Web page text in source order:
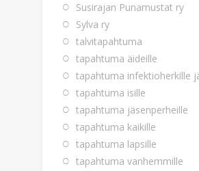
Susirajan Punamustat ry
Sylva ry
talvitapahtuma
tapahtuma äideille
tapahtuma infektioherkille
tapahtuma isille
tapahtuma jäsenperheille
tapahtuma kaikille
tapahtuma lapsille
tapahtuma vanhemmille